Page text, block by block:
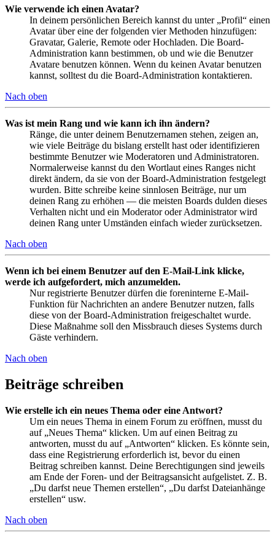
Wie verwende ich einen Avatar?
In deinem persönlichen Bereich kannst du unter „Profil“ einen
Avatar über eine der folgenden vier Methoden hinzufügen:
Gravatar, Galerie, Remote oder Hochladen. Die Board-
Administration kann bestimmen, ob und wie die Benutzer
Avatare benutzen können. Wenn du keinen Avatar benutzen
kannst, solltest du die Board-Administration kontaktieren.
Nach oben
Was ist mein Rang und wie kann ich ihn ändern?
Ränge, die unter deinem Benutzernamen stehen, zeigen an,
wie viele Beiträge du bislang erstellt hast oder identifizieren
bestimmte Benutzer wie Moderatoren und Administratoren.
Normalerweise kannst du den Wortlaut eines Ranges nicht
direkt ändern, da sie von der Board-Administration festgelegt
wurden. Bitte schreibe keine sinnlosen Beiträge, nur um
deinen Rang zu erhöhen — die meisten Boards dulden dieses
Verhalten nicht und ein Moderator oder Administrator wird
deinen Rang unter Umständen einfach wieder zurücksetzen.
Nach oben
Wenn ich bei einem Benutzer auf den E-Mail-Link klicke,
werde ich aufgefordert, mich anzumelden.
Nur registrierte Benutzer dürfen die foreninterne E-Mail-
Funktion für Nachrichten an andere Benutzer nutzen, falls
diese von der Board-Administration freigeschaltet wurde.
Diese Maßnahme soll den Missbrauch dieses Systems durch
Gäste verhindern.
Nach oben
Beiträge schreiben
Wie erstelle ich ein neues Thema oder eine Antwort?
Um ein neues Thema in einem Forum zu eröffnen, musst du
auf „Neues Thema“ klicken. Um auf einen Beitrag zu
antworten, musst du auf „Antworten“ klicken. Es könnte sein,
dass eine Registrierung erforderlich ist, bevor du einen
Beitrag schreiben kannst. Deine Berechtigungen sind jeweils
am Ende der Foren- und der Beitragsansicht aufgelistet. Z. B.
„Du darfst neue Themen erstellen“, „Du darfst Dateianhänge
erstellen“ usw.
Nach oben